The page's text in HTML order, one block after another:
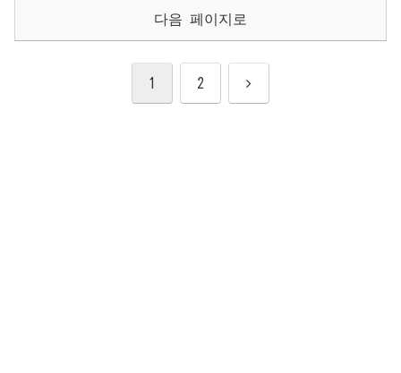
다음 페이지로
1 2 다